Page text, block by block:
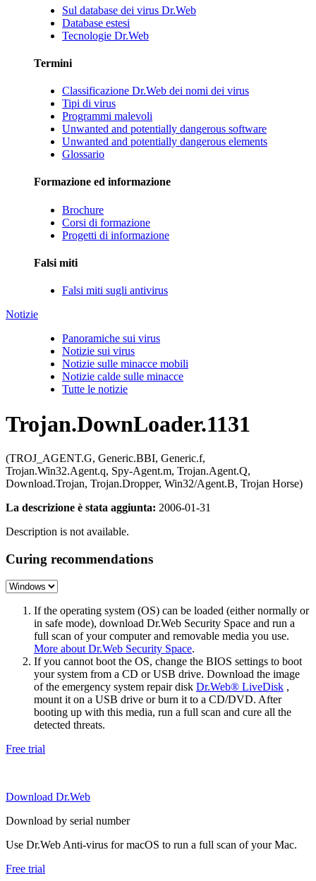
Sul database dei virus Dr.Web
Database estesi
Tecnologie Dr.Web
Termini
Classificazione Dr.Web dei nomi dei virus
Tipi di virus
Programmi malevoli
Unwanted and potentially dangerous software
Unwanted and potentially dangerous elements
Glossario
Formazione ed informazione
Brochure
Corsi di formazione
Progetti di informazione
Falsi miti
Falsi miti sugli antivirus
Notizie
Panoramiche sui virus
Notizie sui virus
Notizie sulle minacce mobili
Notizie calde sulle minacce
Tutte le notizie
Trojan.DownLoader.1131
(TROJ_AGENT.G, Generic.BBI, Generic.f,
Trojan.Win32.Agent.q, Spy-Agent.m, Trojan.Agent.Q,
Download.Trojan, Trojan.Dropper, Win32/Agent.B, Trojan Horse)
La descrizione è stata aggiunta: 2006-01-31
Description is not available.
Curing recommendations
If the operating system (OS) can be loaded (either normally or
in safe mode), download Dr.Web Security Space and run a
full scan of your computer and removable media you use.
More about Dr.Web Security Space.
If you cannot boot the OS, change the BIOS settings to boot
your system from a CD or USB drive. Download the image
of the emergency system repair disk Dr.Web® LiveDisk ,
mount it on a USB drive or burn it to a CD/DVD. After
booting up with this media, run a full scan and cure all the
detected threats.
Free trial
Download Dr.Web
Download by serial number
Use Dr.Web Anti-virus for macOS to run a full scan of your Mac.
Free trial